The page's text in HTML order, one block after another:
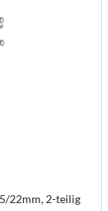
22mm, 2-teilig